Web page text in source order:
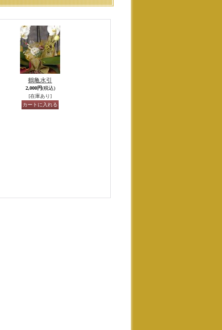
鶴亀水引
2,000円(税込)
[在庫あり]